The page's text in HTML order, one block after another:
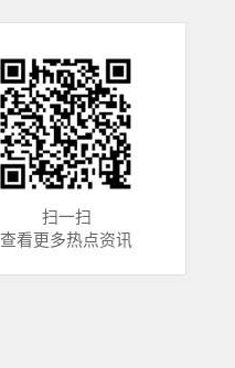
扫一扫
查看更多热点资讯